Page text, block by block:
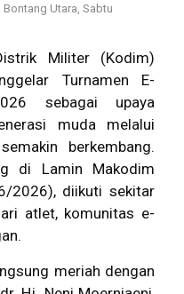
Utara, Sabtu
Militer (Kodim)
Turnamen E-
sebagai upaya
muda melalui
berkembang.
di Lamin Makodim
2026), diikuti sekitar
atlet, komunitas e-
meriah dengan